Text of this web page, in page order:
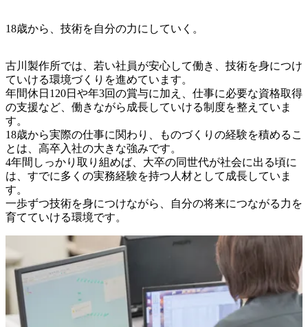
18歳から、技術を自分の力にしていく。
古川製作所では、若い社員が安心して働き、技術を身につけ
ていける環境づくりを進めています。
年間休日120日や年3回の賞与に加え、仕事に必要な資格取得
の支援など、働きながら成長していける制度を整えていま
す。
18歳から実際の仕事に関わり、ものづくりの経験を積めるこ
とは、高卒入社の大きな強みです。
4年間しっかり取り組めば、大卒の同世代が社会に出る頃に
は、すでに多くの実務経験を持つ人材として成長していま
す。
一歩ずつ技術を身につけながら、自分の将来につながる力を